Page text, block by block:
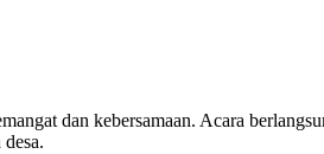
dan kebersamaan. Acara